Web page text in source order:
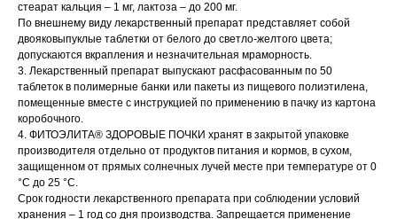
стеарат кальция – 1 мг, лактоза – до 200 мг.
По внешнему виду лекарственный препарат представляет собой
двояковыпуклые таблетки от белого до светло-желтого цвета;
допускаются вкрапления и незначительная мраморность.
3. Лекарственный препарат выпускают расфасованным по 50
таблеток в полимерные банки или пакеты из пищевого полиэтилена,
помещенные вместе с инструкцией по применению в пачку из картона
коробочного.
4. ФИТОЭЛИТА® ЗДОРОВЫЕ ПОЧКИ хранят в закрытой упаковке
производителя отдельно от продуктов питания и кормов, в сухом,
защищенном от прямых солнечных лучей месте при температуре от 0
°С до 25 °С.
Срок годности лекарственного препарата при соблюдении условий
хранения – 1 год со дня производства. Запрещается применение